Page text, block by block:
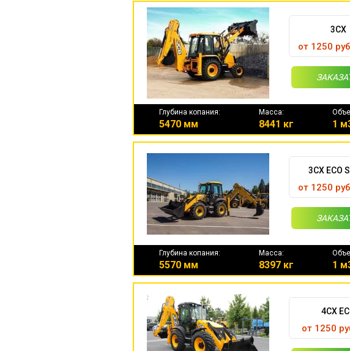
3CX
от 1250
Глубина копания:
5470 мм
Масса:
8441 кг 1
3CX ECO
от 1250
Глубина копания:
5570 мм
Масса:
8397 кг 1
4CX
от 1250